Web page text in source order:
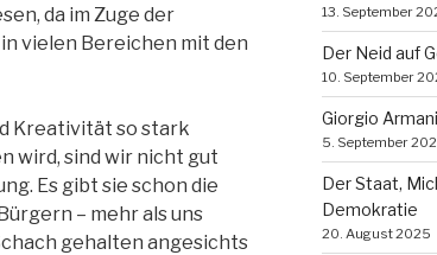
da im Zuge der
vielen Bereichen mit den
Kreativität so stark
wird, sind wir nicht gut
Es gibt sie schon die
– mehr als uns
gehalten angesichts
13. September
Der Neid auf
10. September
Giorgio
5. September
Der Staat,
Demokratie
20. August 2025